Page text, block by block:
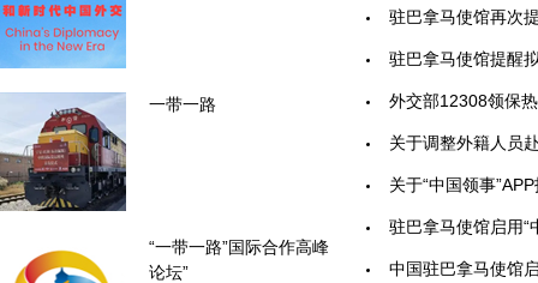
一带一路
“一带一路”国际合作高峰
论坛”
驻巴拿马使馆再次
驻巴拿马使馆提醒
外交部12308领保
关于调整外籍人员
关于“中国领事
驻巴拿马使馆启用“
中国驻巴拿马使馆